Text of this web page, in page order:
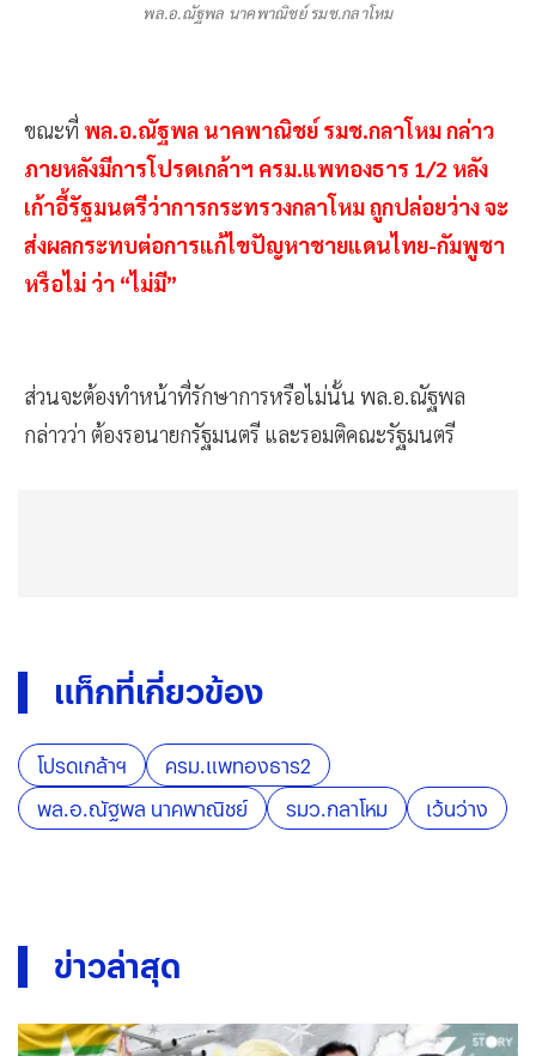
พล.อ.ณัฐพล​ นาคพาณิชย์ รมช.กลาโหม
ขณะที่ พล.อ.ณัฐพล​ นาคพาณิชย์ รมช.กลาโหม กล่าว
ภายหลังมีการโปรดเกล้าฯ ครม.แพทองธาร​ 1/2 หลัง
เก้าอี้รัฐมนตรีว่าการกระทรวงกลาโหม ถูกปล่อยว่าง จะ
ส่งผลกระทบต่อการแก้ไขปัญหาชายแดนไทย-กัมพูชา
หรือไม่ ว่า​ “ไม่มี​”
ส่วนจะต้องทำหน้าที่รักษาการหรือไม่นั้น​ พล.อ.ณัฐพล
กล่าวว่า​ ต้องรอนายกรัฐมนตรี​ และรอมติคณะรัฐมนตรี
แท็กที่เกี่ยวข้อง
โปรดเกล้าฯ
ครม.แพทองธาร2
พล.อ.ณัฐพล นาคพาณิชย์
รมว.กลาโหม เว้นว่าง
ข่าวล่าสุด